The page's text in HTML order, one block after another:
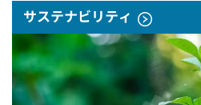
サステナビリティ